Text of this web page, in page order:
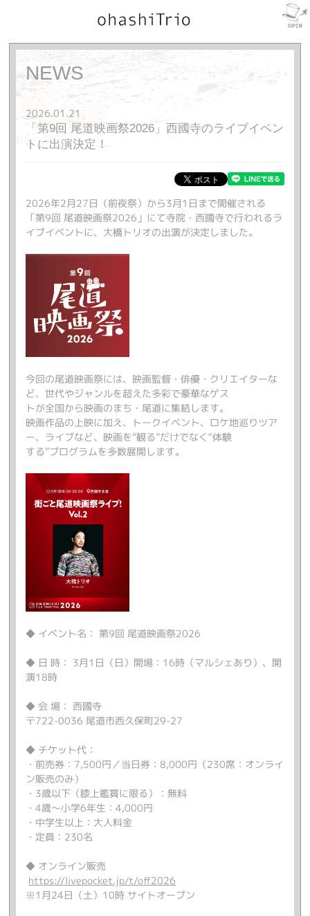
NEWS
2026.01.21
「第9回 尾道映画祭2026」西國寺のライブイベン
トに出演決定！
2026年2月27日（前夜祭）から3月1日まで開催される
「第9回 尾道映画祭2026」にて寺院・西國寺で行われるラ
イブイベントに、大橋トリオの出演が決定しました。
今回の尾道映画祭には、映画監督・俳優・クリエイターな
ど、世代やジャンルを超えた多彩で豪華なゲス
トが全国から映画のまち・尾道に集結します。
映画作品の上映に加え、トークイベント、ロケ地巡りツア
ー、ライブなど、映画を“観る”だけでなく“体験
する”プログラムを多数展開します。
◆ イベント名： 第9回 尾道映画祭2026
◆ 日 時： 3月1日（日）開場：16時（マルシェあり）、開
演18時
◆ 会 場： 西國寺
〒722-0036 尾道市西久保町29-27
◆ チケット代：
・前売券：7,500円／当日券：8,000円（230席：オンライ
ン販売のみ）
・3歳以下（膝上鑑賞に限る）：無料
・4歳～小学6年生：4,000円
・中学生以上：大人料金
・定員：230名
◆ オンライン販売
https://livepocket.jp/t/off2026
※1月24日（土）10時 サイトオープン